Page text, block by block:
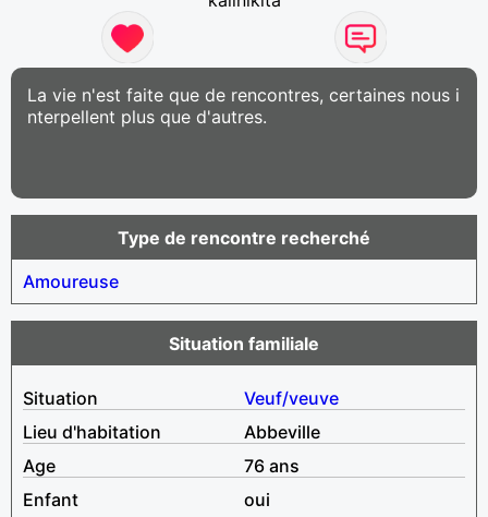
La vie n'est faite que de rencontres, certaines nous i
nterpellent plus que d'autres.
Type de rencontre recherché
Amoureuse
Situation familiale
Situation
Veuf/veuve
Lieu d'habitation
Abbeville
Age
76 ans
Enfant
oui